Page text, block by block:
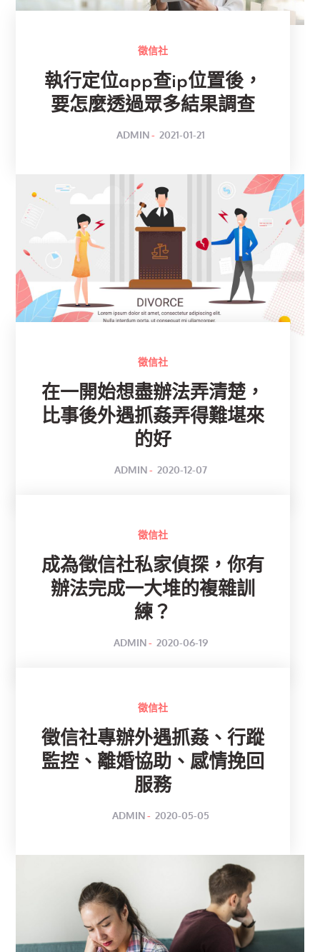
徵信社
執行定位app查ip位置後，
要怎麼透過眾多結果調查
ADMIN
POSTED
2021-01-21
徵信社
在一開始想盡辦法弄清楚，
比事後外遇抓姦弄得難堪來
的好
ADMIN
POSTED
2020-12-07
徵信社
成為徵信社私家偵探，你有
辦法完成一大堆的複雜訓
練？
ADMIN
POSTED
2020-06-19
徵信社
徵信社專辦外遇抓姦、行蹤
監控、離婚協助、感情挽回
服務
ADMIN
POSTED
2020-05-05